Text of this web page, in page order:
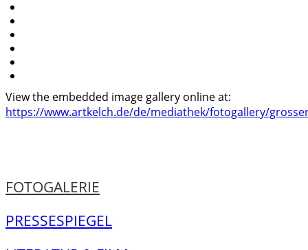
View the embedded image gallery online at:
https://www.artkelch.de/de/mediathek/fotogallery/
FOTOGALERIE
PRESSESPIEGEL